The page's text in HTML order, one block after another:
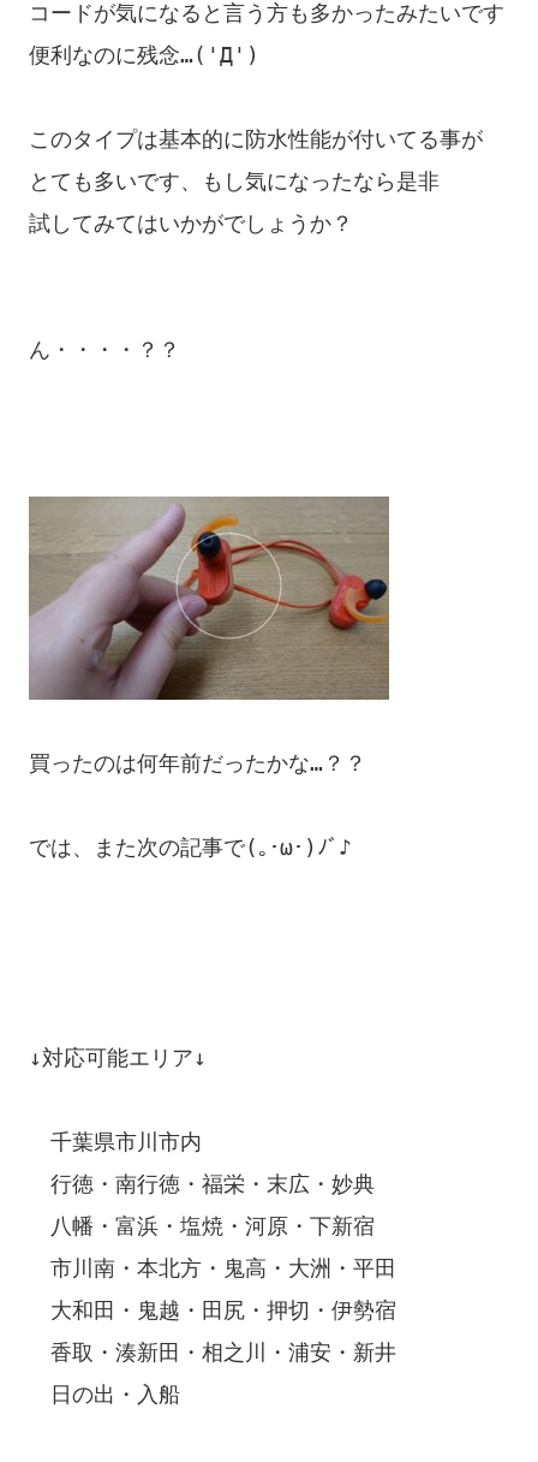
コードが気になると言う方も多かったみたいです
便利なのに残念…('Д')
このタイプは基本的に防水性能が付いてる事が
とても多いです、もし気になったなら是非
試してみてはいかがでしょうか？
ん・・・・？？
買ったのは何年前だったかな…？？
では、また次の記事で(｡･ω･)ﾉﾞ♪
↓対応可能エリア↓
千葉県市川市内
行徳・南行徳・福栄・末広・妙典
八幡・富浜・塩焼・河原・下新宿
市川南・本北方・鬼高・大洲・平田
大和田・鬼越・田尻・押切・伊勢宿
香取・湊新田・相之川・浦安・新井
日の出・入船